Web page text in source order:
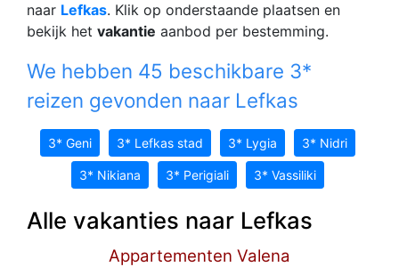
naar Lefkas. Klik op onderstaande plaatsen en
bekijk het vakantie aanbod per bestemming.
We hebben 45 beschikbare 3*
reizen gevonden naar Lefkas
3* Geni 3* Lefkas stad 3* Lygia 3* Nidri
3* Nikiana 3* Perigiali 3* Vassiliki
Alle vakanties naar Lefkas
Appartementen Valena